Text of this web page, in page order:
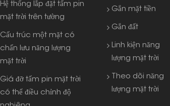
Hệ thống lắp đặt tấm pin
mặt trời trên tường
Cấu trúc một mặt có
chấn lưu năng lượng
mặt trời
Giá đỡ tấm pin mặt trời
có thể điều chỉnh độ
Gắn mặt tiền
Gắn đất
Linh kiện năng
lượng mặt trời
Theo dõi năng
lượng mặt trời